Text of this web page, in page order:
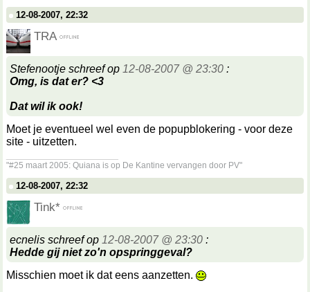
12-08-2007, 22:32
TRA
Stefenootje schreef op 12-08-2007 @ 23:30 :
Omg, is dat er? <3
Dat wil ik ook!
Moet je eventueel wel even de popupblokering - voor deze
site - uitzetten.
"#25 maart 2005: Quiana is op De Kantine vervangen door PV"
12-08-2007, 22:32
Tink*
ecnelis schreef op 12-08-2007 @ 23:30 :
Hedde gij niet zo'n opspringgeval?
Misschien moet ik dat eens aanzetten.